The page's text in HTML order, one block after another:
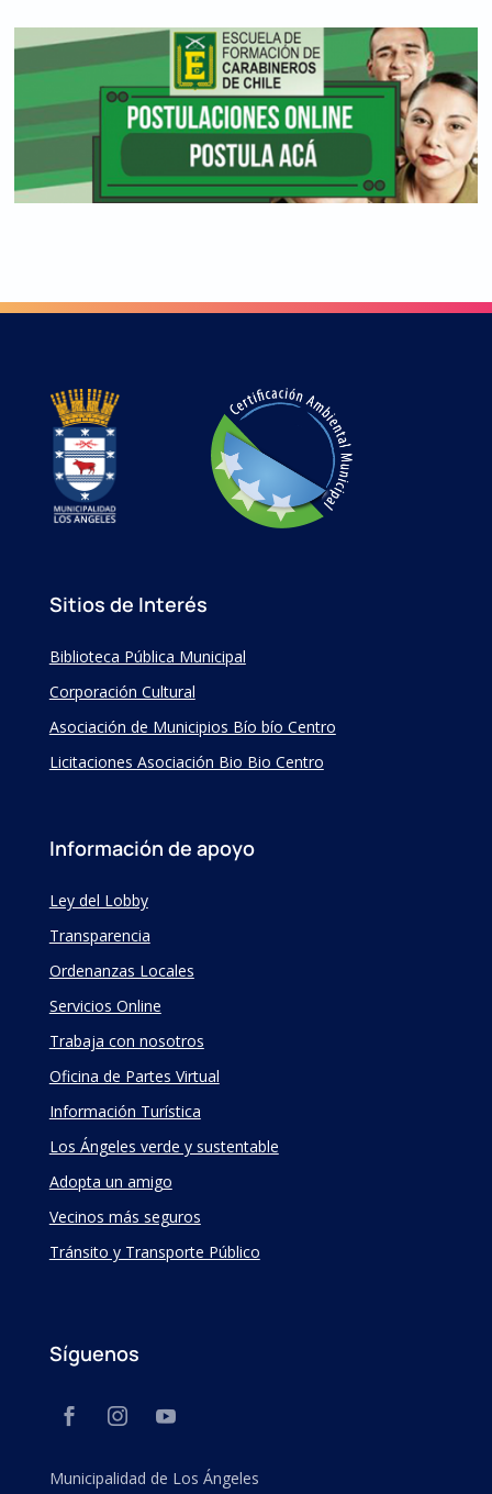
Sitios de Interés
Biblioteca Pública Municipal
Corporación Cultural
Asociación de Municipios Bío bío Centro
Licitaciones Asociación Bio Bio Centro
Información de apoyo
Ley del Lobby
Transparencia
Ordenanzas Locales
Servicios Online
Trabaja con nosotros
Oficina de Partes Virtual
Información Turística
Los Ángeles verde y sustentable
Adopta un amigo
Vecinos más seguros
Tránsito y Transporte Público
Síguenos
Municipalidad de Los Ángeles